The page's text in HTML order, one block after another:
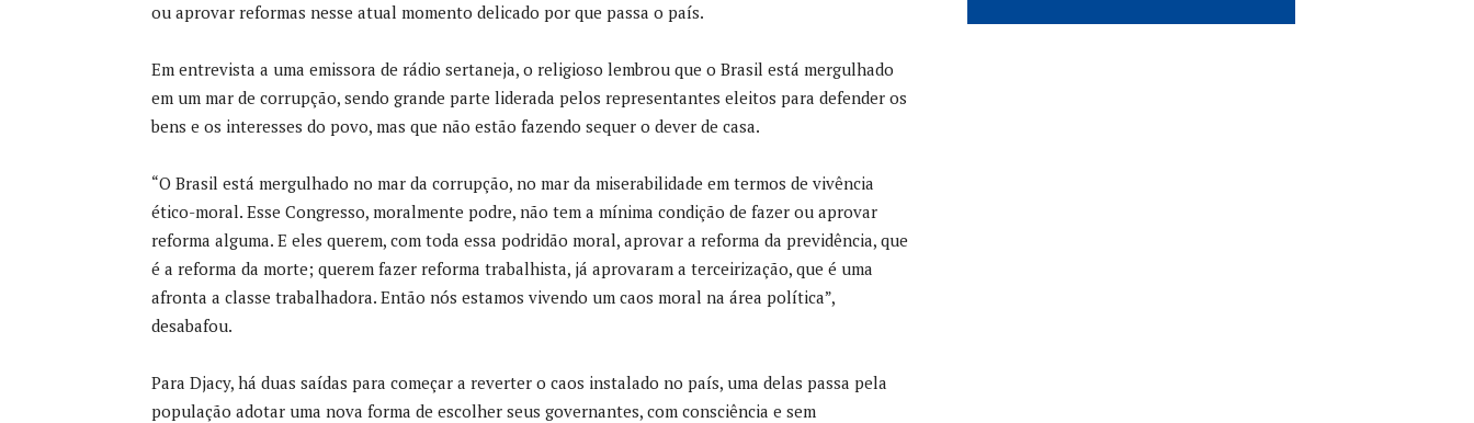
ou aprovar reformas nesse atual momento delicado por que passa o país.
Em entrevista a uma emissora de rádio sertaneja, o religioso lembrou que o Brasil está mergulhado
em um mar de corrupção, sendo grande parte liderada pelos representantes eleitos para defender os
bens e os interesses do povo, mas que não estão fazendo sequer o dever de casa.
“O Brasil está mergulhado no mar da corrupção, no mar da miserabilidade em termos de vivência
ético-moral. Esse Congresso, moralmente podre, não tem a mínima condição de fazer ou aprovar
reforma alguma. E eles querem, com toda essa podridão moral, aprovar a reforma da previdência, que
é a reforma da morte; querem fazer reforma trabalhista, já aprovaram a terceirização, que é uma
afronta a classe trabalhadora. Então nós estamos vivendo um caos moral na área política”,
desabafou.
Para Djacy, há duas saídas para começar a reverter o caos instalado no país, uma delas passa pela
população adotar uma nova forma de escolher seus governantes, com consciência e sem